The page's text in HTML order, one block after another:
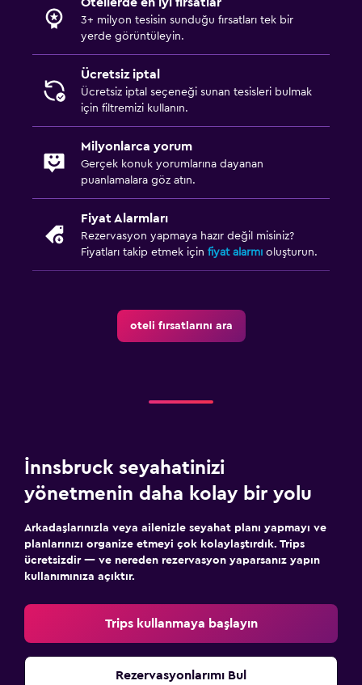
3+ milyon tesisin sunduğu fırsatları tek bir
yerde görüntüleyin.
Ücretsiz iptal
Ücretsiz iptal seçeneği sunan tesisleri bulmak
için filtremizi kullanın.
Milyonlarca yorum
Gerçek konuk yorumlarına dayanan
puanlamalara göz atın.
Fiyat Alarmları
Rezervasyon yapmaya hazır değil misiniz?
Fiyatları takip etmek için fiyat alarmı oluşturun.
oteli fırsatlarını ara
İnnsbruck seyahatinizi
yönetmenin daha kolay bir yolu
Arkadaşlarınızla veya ailenizle seyahat planı yapmayı ve
planlarınızı organize etmeyi çok kolaylaştırdık. Trips
ücretsizdir — ve nereden rezervasyon yaparsanız yapın
kullanımınıza açıktır.
Trips kullanmaya başlayın
Rezervasyonlarımı Bul